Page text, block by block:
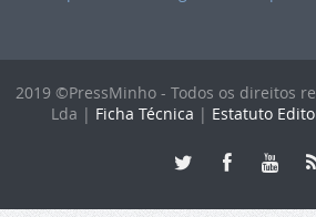
2019 ©PressMinho - Todos os direitos
Lda | Ficha Técnica | Estatuto